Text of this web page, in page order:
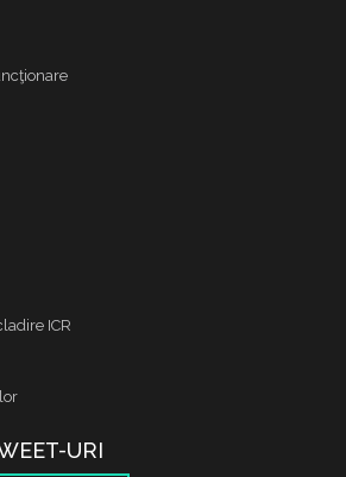
ICR
URI